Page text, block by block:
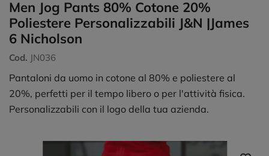
Men Jog Pants 80% Cotone 20%
Poliestere Personalizzabili J&N |James
6 Nicholson
Cod. JN036
Pantaloni da uomo in cotone al 80% e poliestere al
20%, perfetti per il tempo libero o per l'attività fisica.
Personalizzabili con il logo della tua azienda.